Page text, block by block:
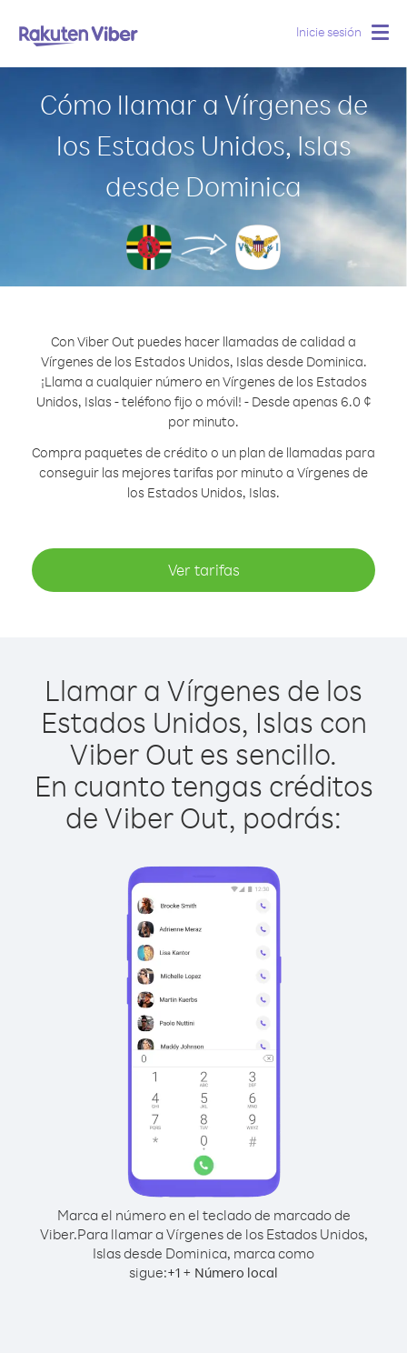
Inicie sesión
Cómo llamar a Vírgenes de
los Estados Unidos, Islas
desde Dominica
Con Viber Out puedes hacer llamadas de calidad a
Vírgenes de los Estados Unidos, Islas desde Dominica.
¡Llama a cualquier número en Vírgenes de los Estados
Unidos, Islas - teléfono fijo o móvil! - Desde apenas 6.0 ¢
por minuto.
Compra paquetes de crédito o un plan de llamadas para
conseguir las mejores tarifas por minuto a Vírgenes de
los Estados Unidos, Islas.
Ver tarifas
Llamar a Vírgenes de los
Estados Unidos, Islas con
Viber Out es sencillo.
En cuanto tengas créditos
de Viber Out, podrás:
Marca el número en el teclado de marcado de
Viber.Para llamar a Vírgenes de los Estados Unidos,
Islas desde Dominica, marca como
sigue:+1 + Número local